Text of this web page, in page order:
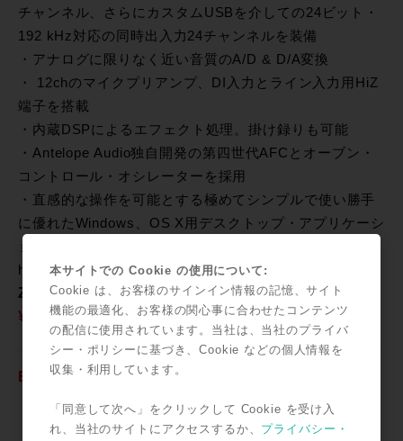
チャンネル、さらにカスタムUSBを介しての24ビット・
192 kHz対応の同時出入力24チャンネルを装備
・アナログに限りなく近い音質のA/D & D/A変換
・ 12chのマイクプリアンプ、DI入力とライン入力用HiZ
端子を搭載
・内蔵DSPによるエフェクト処理。掛け録りも可能
・Antelope Audio独自開発の第四世代AFCとオーブン・
コントロール・オシレーターを採用
・直感的な操作を可能とする極めてシンプルで使い勝手
に優れたWindows、OS X用デスクトップ・アプリケーシ
ョン
https://www.youtube.com/watch?v=rEr2nzYPti4
Zen Studio
¥278,000
Eclipse 384 A/D & D/A コンバータ
本サイトでの Cookie の使用について:
Cookie は、お客様のサインイン情報の記憶、サイト
機能の最適化、お客様の関心事に合わせたコンテンツ
の配信に使用されています。当社は、当社のプライバ
シー・ポリシーに基づき、Cookie などの個人情報を
収集・利用しています。
「同意して次へ」をクリックして Cookie を受け入
れ、当社のサイトにアクセスするか、 プライバシー・